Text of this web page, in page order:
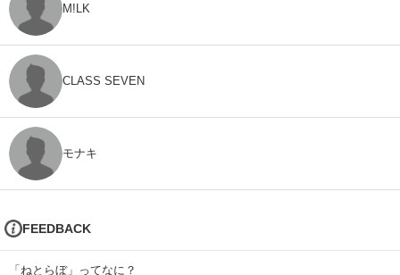
M!LK
CLASS SEVEN
モナキ
FEEDBACK
「ねとらぼ」ってなに？